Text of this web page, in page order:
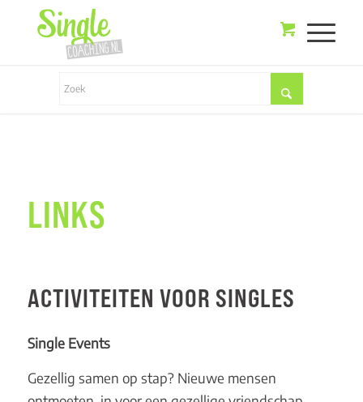
LINKS
ACTIVITEITEN VOOR SINGLES
Single Events
Gezellig samen op stap? Nieuwe mensen